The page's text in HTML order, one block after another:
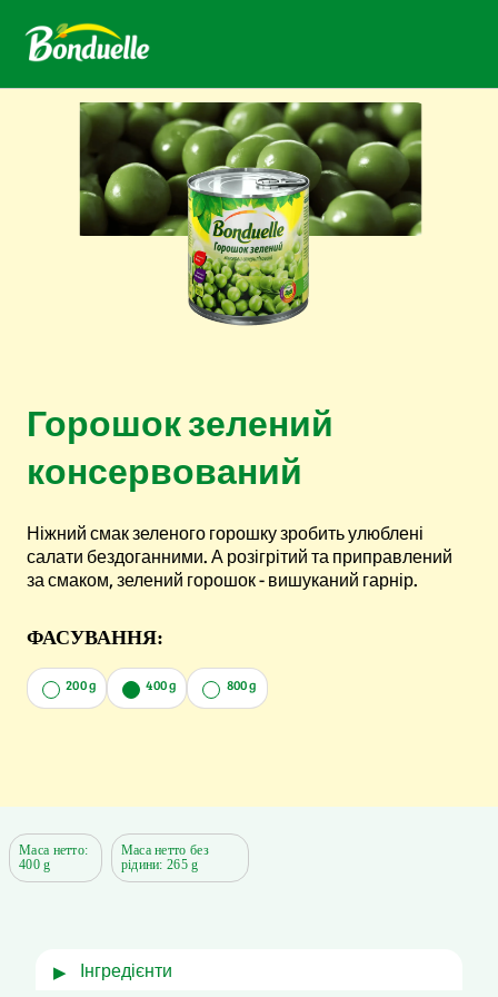
Горошок зелений
консервований
Ніжний смак зеленого горошку зробить улюблені
салати бездоганними. А розігрітий та приправлений
за смаком, зелений горошок - вишуканий гарнір.
ФАСУВАННЯ:
200 g 400 g 800 g
Маса нетто:
400 g
Маса нетто без
рідини: 265 g
інгредієнти
▶